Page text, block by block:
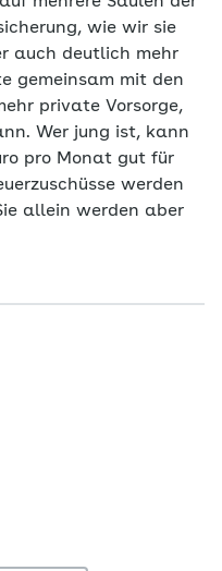
wie wir sie
auch deutlich mehr
gemeinsam mit den
private Vorsorge,
Wer jung ist, kann
pro Monat gut für
werden
allein werden aber